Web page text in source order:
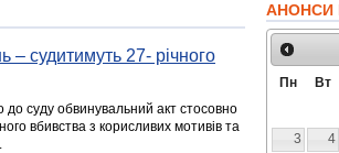
– судитимуть 27- річного
до суду обвинувальний акт стосовно
вбивства з корисливих мотивів та
АНОНСИ
Пн Вт
3
4